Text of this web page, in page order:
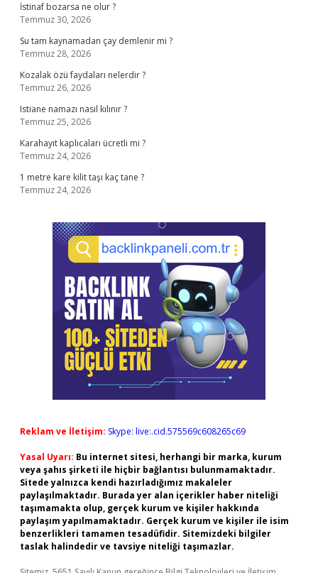
İstinaf bozarsa ne olur ?
Temmuz 30, 2026
Su tam kaynamadan çay demlenir mi ?
Temmuz 28, 2026
Kozalak özü faydaları nelerdir ?
Temmuz 26, 2026
Istiane namazı nasıl kılınır ?
Temmuz 25, 2026
Karahayıt kaplıcaları ücretli mi ?
Temmuz 24, 2026
1 metre kare kilit taşı kaç tane ?
Temmuz 24, 2026
Reklam ve İletişim: Skype: live:.cid.575569c608265c69
Yasal Uyarı: Bu internet sitesi, herhangi bir marka, kurum
veya şahıs şirketi ile hiçbir bağlantısı bulunmamaktadır.
Sitede yalnızca kendi hazırladığımız makaleler
paylaşılmaktadır. Burada yer alan içerikler haber niteliği
taşımamakta olup, gerçek kurum ve kişiler hakkında
paylaşım yapılmamaktadır. Gerçek kurum ve kişiler ile isim
benzerlikleri tamamen tesadüfidir. Sitemizdeki bilgiler
taslak halindedir ve tavsiye niteliği taşımazlar.